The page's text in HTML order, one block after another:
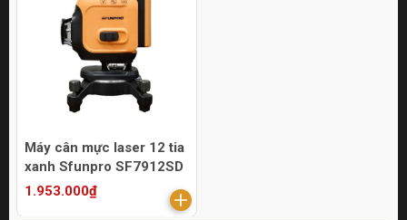
Máy cân mực laser 12 tia
xanh Sfunpro SF7912SD
1.953.000₫